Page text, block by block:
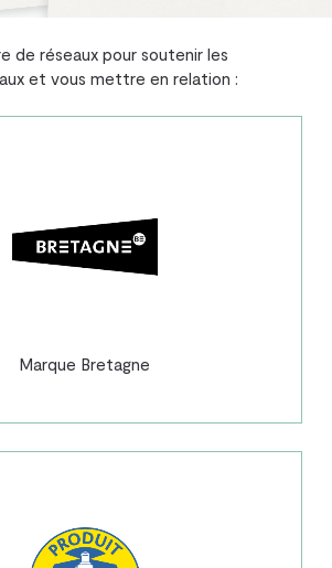
de réseaux pour soutenir les
et vous mettre en relation :
Marque Bretagne